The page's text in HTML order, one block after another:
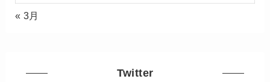
« 3月
Twitter